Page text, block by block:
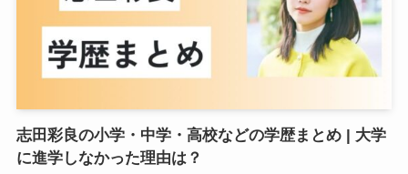
志田彩良の小学・中学・高校などの学歴まとめ | 大学
に進学しなかった理由は？